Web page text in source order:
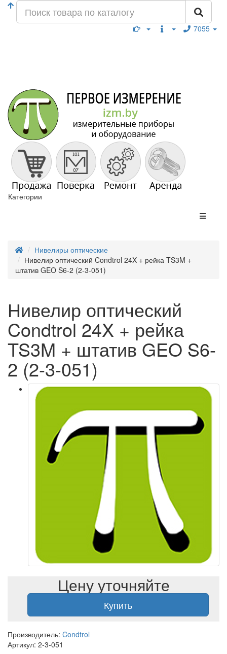
7055
Категории
Нивелиры оптические
Нивелир оптический Condtrol 24X + рейка TS3M +
штатив GEO S6-2 (2-3-051)
Нивелир оптический
Condtrol 24X + рейка
TS3M + штатив GEO S6-
2 (2-3-051)
Цену уточняйте
Купить
Производитель: Condtrol
Артикул: 2-3-051